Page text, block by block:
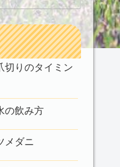
切りのタイミン
の飲み方
メダニ